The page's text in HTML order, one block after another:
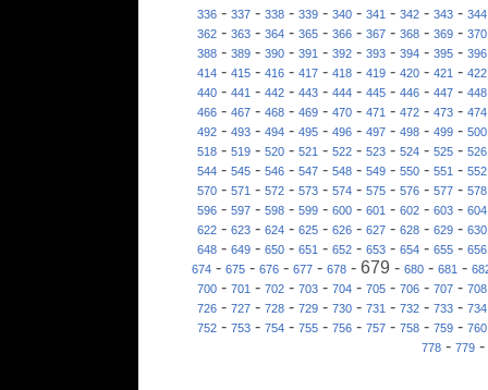
336- 337- 338- 339- 340- 341- 342- 343- 344
362- 363- 364- 365- 366- 367- 368- 369- 370
388 - 389 - 390 - 391 - 392 - 393 - 394 - 395 - 396
414- 415- 416- 417- 418- 419- 420- 421- 422
440- 441- 442- 443- 444- 445- 446- 447- 448
466- 467- 468- 469- 470- 471- 472- 473- 474
492 - 493 - 494 - 495 - 496 - 497 - 498 - 499 - 500
518- 519- 520- 521- 522- 523- 524- 525- 526
544- 545- 546- 547- 548- 549- 550- 551- 552
570- 571- 572- 573- 574- 575- 576- 577- 578
596 - 597 - 598 - 599 - 600 - 601 - 602 - 603 - 604
622- 623- 624- 625- 626- 627- 628- 629- 630
648- 649- 650- 651- 652- 653- 654- 655- 656
674 - 675 - 676 - 677 - 678 - 679 - 680 - 681 -
700 - 701 - 702 - 703 - 704 - 705 - 706 - 707 - 708
726- 727- 728- 729- 730- 731- 732- 733- 734
752- 753- 754- 755- 756- 757- 758- 759- 760
778- 779-